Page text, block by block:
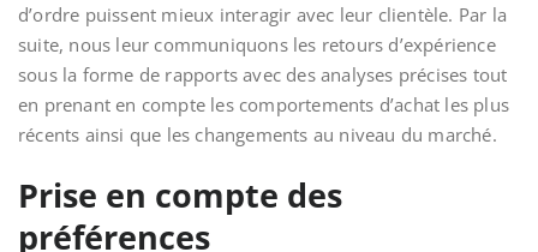
d’ordre puissent mieux interagir avec leur clientèle. Par la
suite, nous leur communiquons les retours d’expérience
sous la forme de rapports avec des analyses précises tout
en prenant en compte les comportements d’achat les plus
récents ainsi que les changements au niveau du marché.
Prise en compte des
préférences